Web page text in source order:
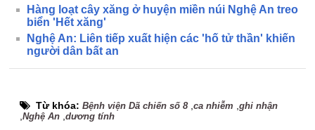
Hàng loạt cây xăng ở huyện miền núi Nghệ An treo
biển 'Hết xăng'
Nghệ An: Liên tiếp xuất hiện các 'hố tử thần' khiến
người dân bất an
Từ khóa:Bệnh viện Dã chiến số 8,ca nhiễm ,ghi nhận
,Nghệ An ,dương tính